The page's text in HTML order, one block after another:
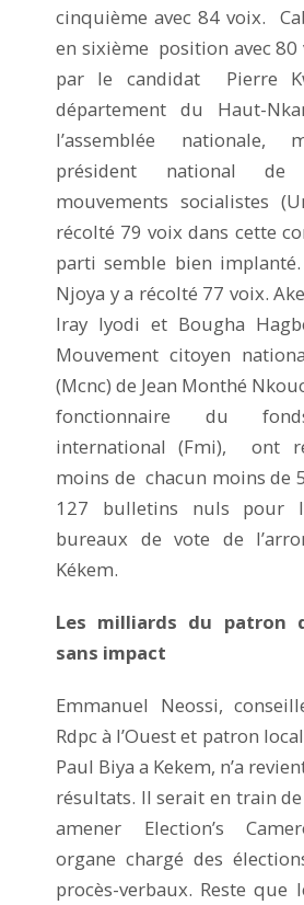
cinquième avec 84 voix.
en sixième position avec 80
par le candidat Pierre
département du Haut-
l’assemblée nationale,
président national de
mouvements socialistes
récolté 79 voix dans cette
parti semble bien
Njoya y a récolté 77 voix.
Iray Iyodi et Bougha
Mouvement citoyen
(Mcnc) de Jean Monthé
fonctionnaire du
international (Fmi), ont
moins de chacun moins de
127 bulletins nuls pour
bureaux de vote de
Kékem.
Les milliards du patron
sans impact
Emmanuel Neossi,
Rdpc à l’Ouest et patron
Paul Biya a Kekem, n’a
résultats. Il serait en train
amener Election’s
organe chargé des
procès-verbaux. Reste que